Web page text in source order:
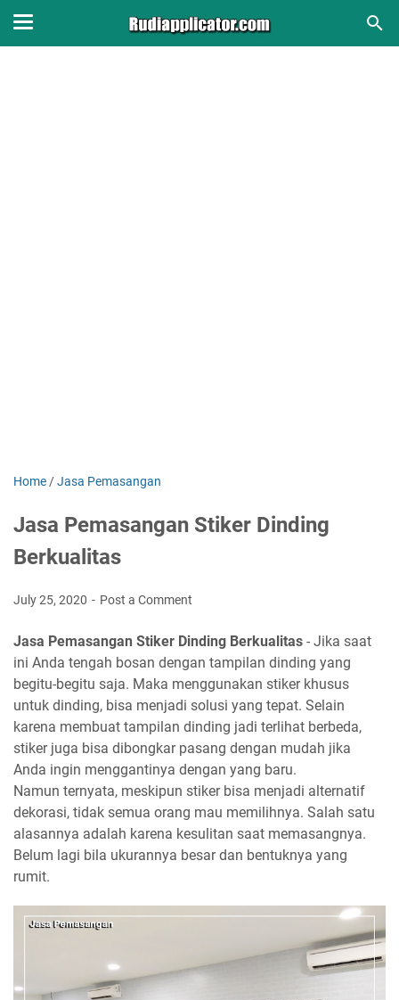
Home /Jasa Pemasangan
Jasa Pemasangan Stiker Dinding
Berkualitas
July 25, 2020 Post a Comment
Jasa Pemasangan Stiker Dinding Berkualitas - Jika saat
ini Anda tengah bosan dengan tampilan dinding yang
begitu-begitu saja. Maka menggunakan stiker khusus
untuk dinding, bisa menjadi solusi yang tepat. Selain
karena membuat tampilan dinding jadi terlihat berbeda,
stiker juga bisa dibongkar pasang dengan mudah jika
Anda ingin menggantinya dengan yang baru.
Namun ternyata, meskipun stiker bisa menjadi alternatif
dekorasi, tidak semua orang mau memilihnya. Salah satu
alasannya adalah karena kesulitan saat memasangnya.
Belum lagi bila ukurannya besar dan bentuknya yang
rumit.